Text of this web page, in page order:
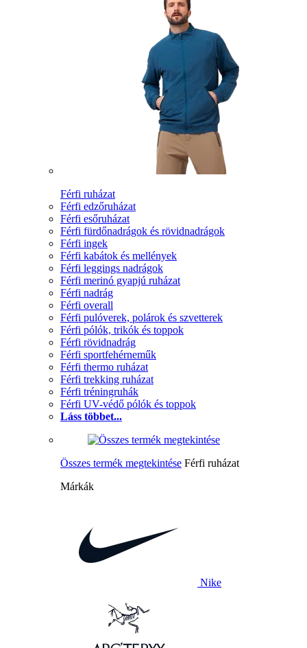
Férfi ruházat
Férfi edzőruházat
Férfi esőruházat
Férfi fürdőnadrágok és rövidnadrágok
Férfi ingek
Férfi kabátok és mellények
Férfi leggings nadrágok
Férfi merinó gyapjú ruházat
Férfi nadrág
Férfi overall
Férfi pulóverek, polárok és szvetterek
Férfi pólók, trikók és toppok
Férfi rövidnadrág
Férfi sportfehérneműk
Férfi thermo ruházat
Férfi trekking ruházat
Férfi tréningruhák
Férfi UV-védő pólók és toppok
Láss többet...
Összes termék megtekintése Férfi ruházat
Márkák
Nike